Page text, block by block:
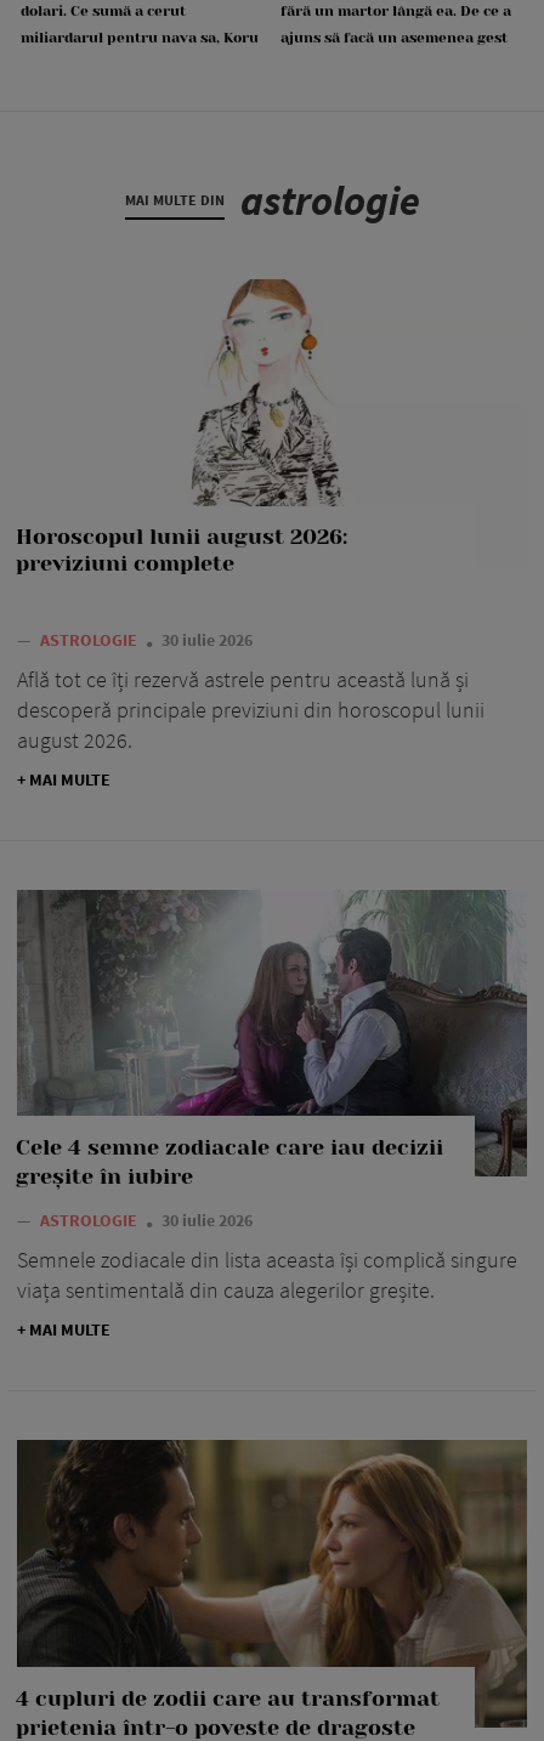
dolari. Ce sumă a cerut
miliardarul pentru nava sa, Koru
fără un martor lângă ea. De ce a
ajuns să facă un asemenea gest
MAI MULTE DIN astrologie
Horoscopul lunii august 2026:
previziuni complete
— ASTROLOGIE 30 iulie 2026
Află tot ce îți rezervă astrele pentru această lună și
descoperă principale previziuni din horoscopul lunii
august 2026.
+ MAI MULTE
Cele 4 semne zodiacale care iau decizii
greșite în iubire
— ASTROLOGIE 30 iulie 2026
Semnele zodiacale din lista aceasta își complică singure
viața sentimentală din cauza alegerilor greșite.
+ MAI MULTE
4 cupluri de zodii care au transformat
prietenia într-o poveste de dragoste